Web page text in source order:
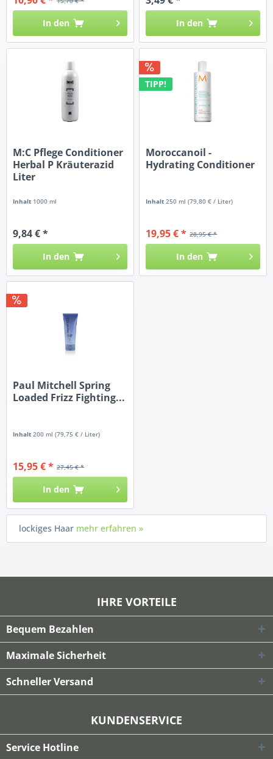
In den In den
M:C Pflege Conditioner
Herbal P Kräuterazid
Liter
Inhalt 1000 ml
9,84 € *
In den
TIPP!
Moroccanoil -
Hydrating Conditioner
Inhalt 250 ml(79,80 € / Liter)
28,95 € *
19,95 € *
In den
Paul Mitchell Spring
Loaded Frizz Fighting...
Inhalt200 ml(79,75 € / Liter)
27,45 € *
15,95 € *
In den
lockiges Haar mehr erfahren »
IHRE VORTEILE
Bequem Bezahlen
Maximale Sicherheit
Schneller Versand
KUNDENSERVICE
Service Hotline